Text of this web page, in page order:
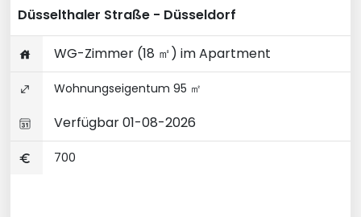
Düsselthaler Straße - Düsseldorf
WG-Zimmer (18 ㎡) im Apartment
Wohnungseigentum 95 ㎡
Verfügbar 01-08-2026
700